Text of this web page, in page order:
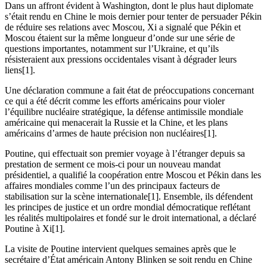
Dans un affront évident à Washington, dont le plus haut diplomate
s’était rendu en Chine le mois dernier pour tenter de persuader Pékin
de réduire ses relations avec Moscou, Xi a signalé que Pékin et
Moscou étaient sur la même longueur d’onde sur une série de
questions importantes, notamment sur l’Ukraine, et qu’ils
résisteraient aux pressions occidentales visant à dégrader leurs
liens[1].
Une déclaration commune a fait état de préoccupations concernant
ce qui a été décrit comme les efforts américains pour violer
l’équilibre nucléaire stratégique, la défense antimissile mondiale
américaine qui menacerait la Russie et la Chine, et les plans
américains d’armes de haute précision non nucléaires[1].
Poutine, qui effectuait son premier voyage à l’étranger depuis sa
prestation de serment ce mois-ci pour un nouveau mandat
présidentiel, a qualifié la coopération entre Moscou et Pékin dans les
affaires mondiales comme l’un des principaux facteurs de
stabilisation sur la scène internationale[1]. Ensemble, ils défendent
les principes de justice et un ordre mondial démocratique reflétant
les réalités multipolaires et fondé sur le droit international, a déclaré
Poutine à Xi[1].
La visite de Poutine intervient quelques semaines après que le
secrétaire d’État américain Antony Blinken se soit rendu en Chine